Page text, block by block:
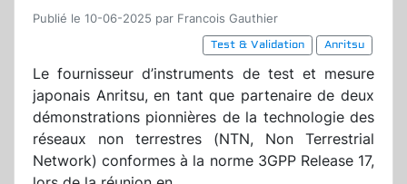
Publié le 10-06-2025 par Francois Gauthier
Test & Validation
Anritsu
Le fournisseur d’instruments de test et mesure
japonais Anritsu, en tant que partenaire de deux
démonstrations pionnières de la technologie des
réseaux non terrestres (NTN, Non Terrestrial
Network) conformes à la norme 3GPP Release 17,